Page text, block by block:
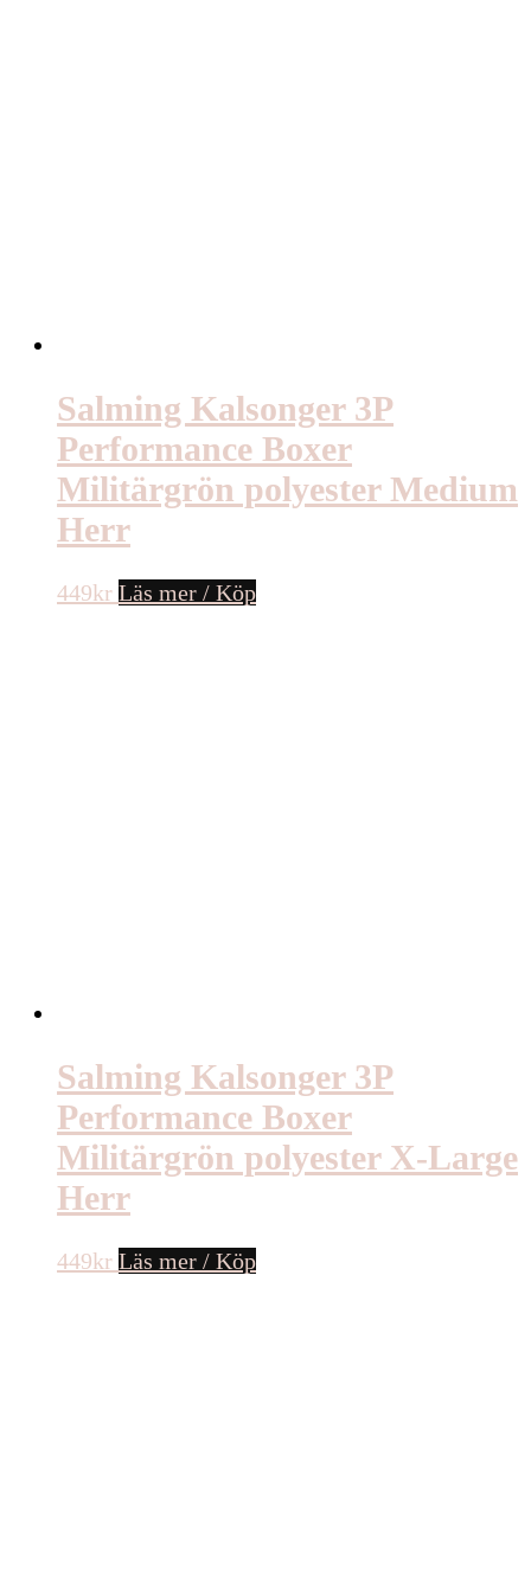
Salming Kalsonger 3P
Performance Boxer
Militärgrön polyester Medium
Herr
449kr Läs mer / Köp
Salming Kalsonger 3P
Performance Boxer
Militärgrön polyester X-Large
Herr
449kr Läs mer / Köp